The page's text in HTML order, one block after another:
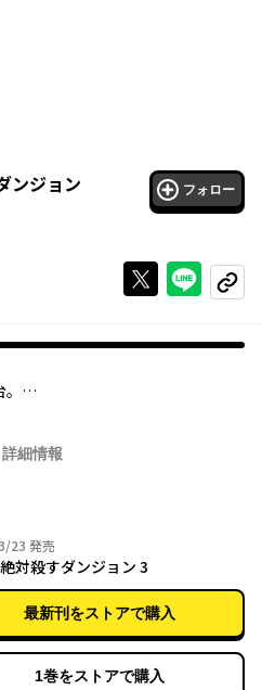
ンジョン フォロー
Xで投稿する
ライン
コピー
。
ない冒険者たちに、いまダンジョ
ロファンタジー、開幕!!
詳細情報
23 2026年03月23日
発売
対殺すダンジョン 3
最新刊をストアで購入
1巻をストアで購入